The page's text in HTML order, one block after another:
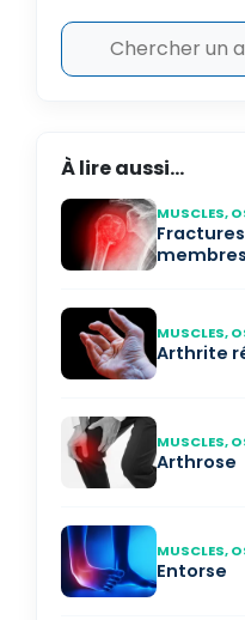
À lire aussi...
MUSCLES,
MUSCLES,
Arthrite
MUSCLES,
Arthrose
MUSCLES,
Entorse